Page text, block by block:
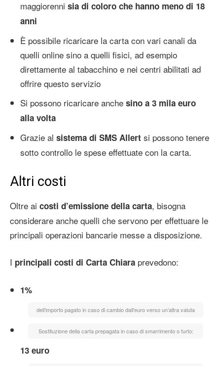
maggiorenni sia di coloro che hanno meno di 18
anni
È possibile ricaricare la carta con vari canali da
quelli online sino a quelli fisici, ad esempio
direttamente al tabacchino e nei centri abilitati ad
offrire questo servizio
Si possono ricaricare anche sino a 3 mila euro
alla volta
Grazie al sistema di SMS Allert si possono tenere
sotto controllo le spese effettuate con la carta.
Altri costi
Oltre ai costi d’emissione della carta, bisogna
considerare anche quelli che servono per effettuare le
principali operazioni bancarie messe a disposizione.
I principali costi di Carta Chiara prevedono:
1%
dell’importo pagato in caso di cambio dall’euro verso un’altra valuta
Sostituzione della carta prepagata in caso di smarrimento o furto:
13 euro